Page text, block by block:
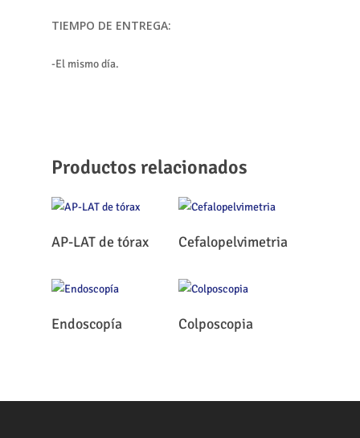
TIEMPO DE ENTREGA:
-El mismo día.
Productos relacionados
Leer Más
AP-LAT de tórax Leer Más
Cefalopelvimetria
Leer Más
Endoscopía Leer Más
Colposcopia